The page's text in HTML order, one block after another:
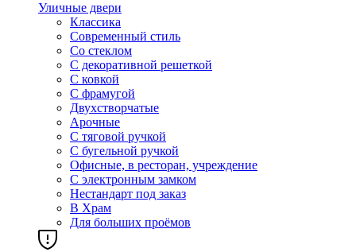
Уличные двери
Классика
Современный стиль
Со стеклом
С декоративной решеткой
С ковкой
С фрамугой
Двухстворчатые
Арочные
С тяговой ручкой
С бугельной ручкой
Офисные, в ресторан, учреждение
С электронным замком
Нестандарт под заказ
В Храм
Для больших проёмов